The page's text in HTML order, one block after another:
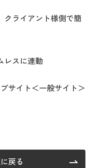
クライアント様側で簡
レスに連動
サイト＜一般サイト＞
戻る